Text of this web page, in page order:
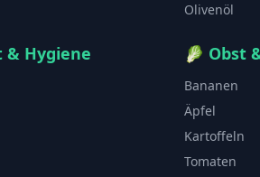
Olivenöl
& Hygiene 🥬 Obst
Bananen
Äpfel
Kartoffeln
Tomaten